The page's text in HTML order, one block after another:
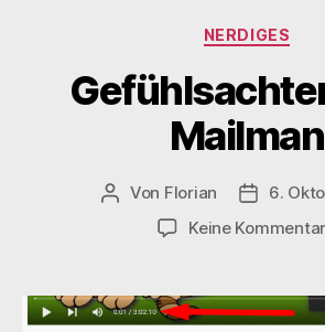
NERDIGES
Mailman
Beitragsautor
Von Florian
6.
Keine